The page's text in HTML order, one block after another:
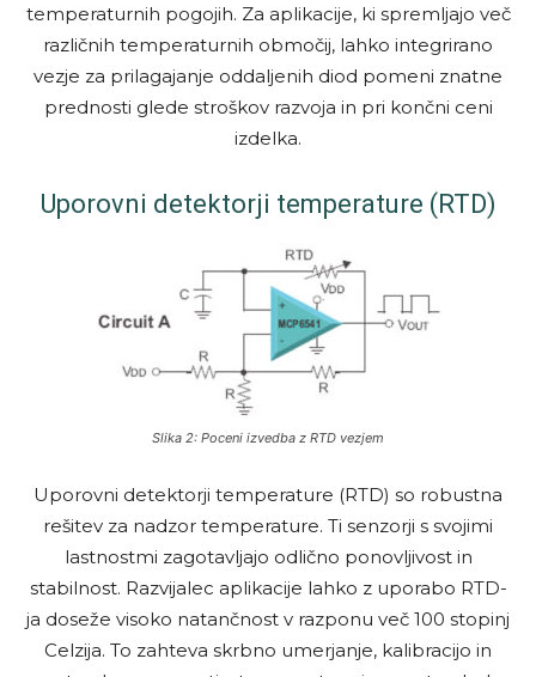
temperaturnih pogojih. Za aplikacije, ki spremljajo več
različnih temperaturnih območij, lahko integrirano
vezje za prilagajanje oddaljenih diod pomeni znatne
prednosti glede stroškov razvoja in pri končni ceni
izdelka.
Uporovni detektorji temperature (RTD)
Slika 2: Poceni izvedba z RTD vezjem
Uporovni detektorji temperature (RTD) so robustna
rešitev za nadzor temperature. Ti senzorji s svojimi
lastnostmi zagotavljajo odlično ponovljivost in
stabilnost. Razvijalec aplikacije lahko z uporabo RTD-
ja doseže visoko natančnost v razponu več 100 stopinj
Celzija. To zahteva skrbno umerjanje, kalibracijo in